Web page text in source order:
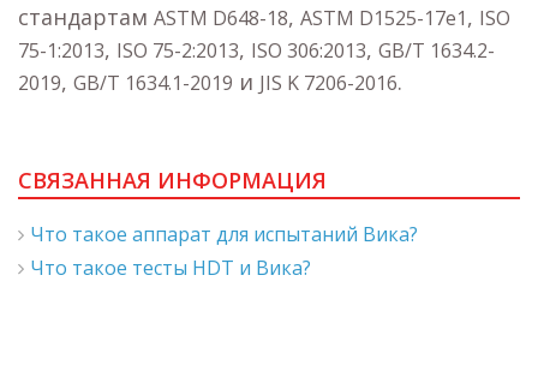
стандартам ASTM D648-18, ASTM D1525-17e1, ISO
75-1:2013, ISO 75-2:2013, ISO 306:2013, GB/T 1634.2-
2019, GB/T 1634.1-2019 и JIS K 7206-2016.
СВЯЗАННАЯ ИНФОРМАЦИЯ
Что такое аппарат для испытаний Вика?
Что такое тесты HDT и Вика?